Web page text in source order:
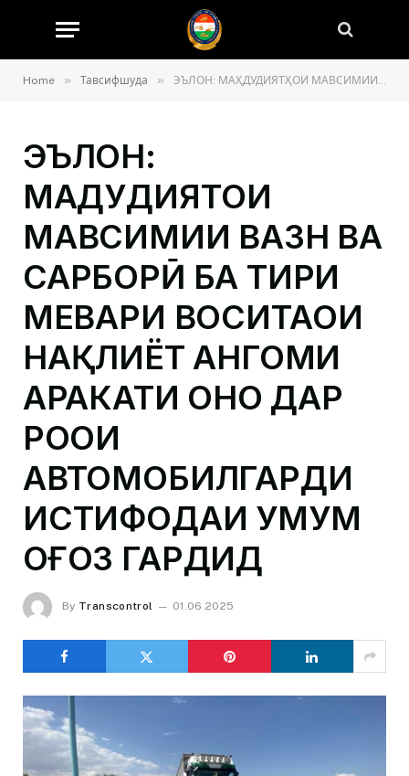
Home » Тавсифшуда » ЭЪЛОН: МАҲДУДИЯТҲОИ МАВСИМИИ ВАЗН ВА САРБОРӢ БА ТИРИ МЕҲВАРИ ВОСИТАҲОИ НАҚЛИЁТ ҲАНГОМИ ҲАРАКАТИ ОНҲО ДАР РОҲҲОИ АВТОМОБИЛГАРДИ ИСТИФОДАИ УМУМ ОҒОЗ ГАРДИД
ЭЪЛОН:
МАҲДУДИЯТҲОИ
МАВСИМИИ ВАЗН ВА
САРБОРӢ БА ТИРИ
МЕҲВАРИ ВОСИТАҲОИ
НАҚЛИЁТ ҲАНГОМИ
ҲАРАКАТИ ОНҲО ДАР
РОҲҲОИ
АВТОМОБИЛГАРДИ
ИСТИФОДАИ УМУМ
ОҒОЗ ГАРДИД
By Transcontrol 01.06.2025